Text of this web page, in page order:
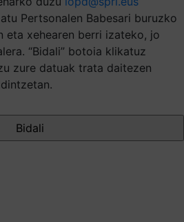
Pertsonalen Babesari buruzko
eta xehearen berri izateko, jo
“Bidali” botoia klikatuz
zure datuak trata daitezen